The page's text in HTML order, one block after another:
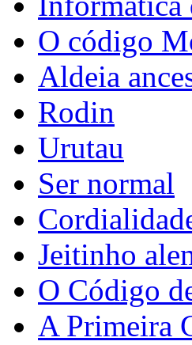
O código
Aldeia
Rodin
Urutau
Ser normal
Jeitinho
O Código
A Primeira